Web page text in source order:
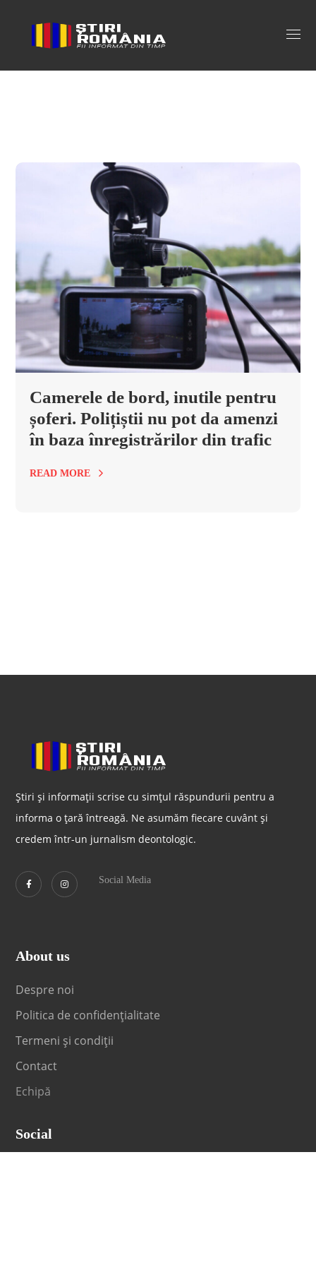
camere de bord trafic Tag
Camerele de bord, inutile pentru
șoferi. Polițiștii nu pot da amenzi
în baza înregistrărilor din trafic
READ MORE
Știri și informații scrise cu simțul răspundurii pentru a
informa o țară întreagă. Ne asumăm fiecare cuvânt și
credem într-un jurnalism deontologic.
Social Media
About us
Despre noi
Politica de confidențialitate
Termeni și condiții
Contact
Echipă
Social